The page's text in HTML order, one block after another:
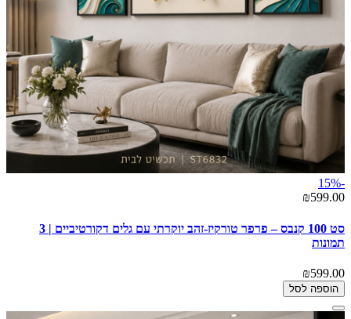
-15%
₪599.00
סט 100 קנבס – פרפר טורקיז-זהב יוקרתי עם גלים דקורטיביים | 3
תמונות
₪599.00
הוספה לסל